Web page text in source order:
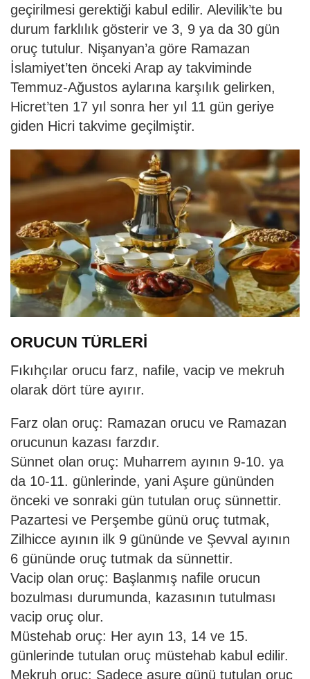
geçirilmesi gerektiği kabul edilir. Alevilik’te bu
durum farklılık gösterir ve 3, 9 ya da 30 gün
oruç tutulur. Nişanyan’a göre Ramazan
İslamiyet’ten önceki Arap ay takviminde
Temmuz-Ağustos aylarına karşılık gelirken,
Hicret’ten 17 yıl sonra her yıl 11 gün geriye
giden Hicri takvime geçilmiştir.
ORUCUN TÜRLERİ
Fıkıhçılar orucu farz, nafile, vacip ve mekruh
olarak dört türe ayırır.
Farz olan oruç: Ramazan orucu ve Ramazan
orucunun kazası farzdır.
Sünnet olan oruç: Muharrem ayının 9-10. ya
da 10-11. günlerinde, yani Aşure gününden
önceki ve sonraki gün tutulan oruç sünnettir.
Pazartesi ve Perşembe günü oruç tutmak,
Zilhicce ayının ilk 9 gününde ve Şevval ayının
6 gününde oruç tutmak da sünnettir.
Vacip olan oruç: Başlanmış nafile orucun
bozulması durumunda, kazasının tutulması
vacip oruç olur.
Müstehab oruç: Her ayın 13, 14 ve 15.
günlerinde tutulan oruç müstehab kabul edilir.
Mekruh oruç: Sadece aşure günü tutulan oruç